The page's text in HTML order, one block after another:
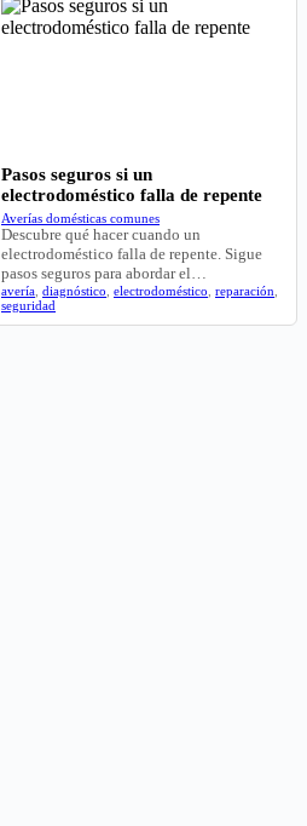
Pasos seguros si un
electrodoméstico falla de repente
Averías domésticas comunes
Descubre qué hacer cuando un
electrodoméstico falla de repente. Sigue
pasos seguros para abordar el…
avería diagnóstico electrodoméstico reparación
seguridad